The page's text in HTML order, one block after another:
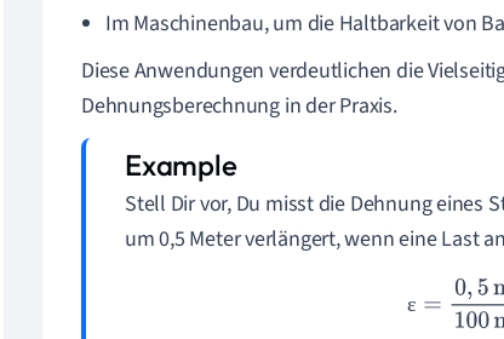
Im Maschinenbau, um die Haltbarkeit von
Diese Anwendungen verdeutlichen die
Dehnungsberechnung in der Praxis.
Stell Dir vor, Du misst die Dehnung eines
um 0,5 Meter verlängert, wenn eine Last
ε ε= 0,5m